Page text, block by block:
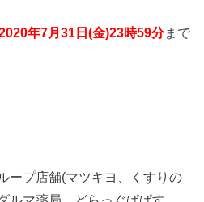
年7月31日(金)23時59分まで
ープ店舗(マツキヨ、くすりの